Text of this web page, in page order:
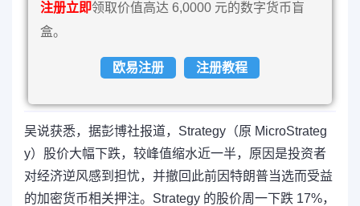
注册立即领取价值高达 6,0000 元的数字货币盲
盒。
欧易注册 注册教程
吴说获悉，据彭博社报道，Strategy（原 MicroStrateg
y）股价大幅下跌，较峰值缩水近一半，原因是投资者
对经济逆风感到担忧，并撤回此前因特朗普当选而受益
的加密货币相关押注。Strategy 的股价周一下跌 17%，